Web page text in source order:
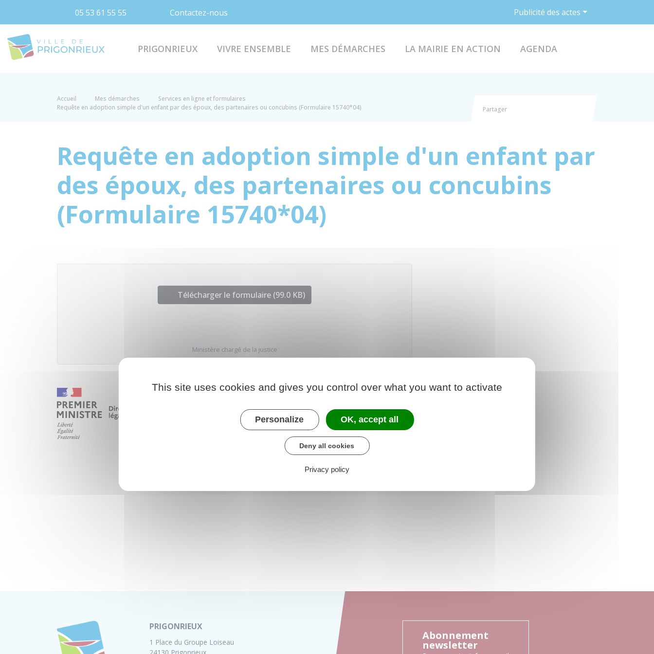
05 53 61 55 55 Contactez-nous Publicité des actes
PRIGONRIEUX VIVRE ENSEMBLE MES DÉMARCHES LA MAIRIE EN ACTION AGENDA
Accueil Mes démarches
Services en ligne et formulaires
Requête en adoption simple d'un enfant par des époux, des partenaires ou concubins (Formulaire 15740*04)
Partager
Requête en adoption simple d'un enfant par
des époux, des partenaires ou concubins
(Formulaire 15740*04)
Télécharger le formulaire (99.0 KB)
Ministère chargé de la justice
PRIGONRIEUX
1 Place du Groupe Loiseau
Abonnement
newsletter
This site uses cookies and gives you control over what you want to activate
Personalize OK, accept all
Deny all cookies
Privacy policy